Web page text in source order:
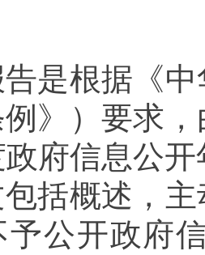
根据《中
》）要求
府信息公
概述，主
予公开政府